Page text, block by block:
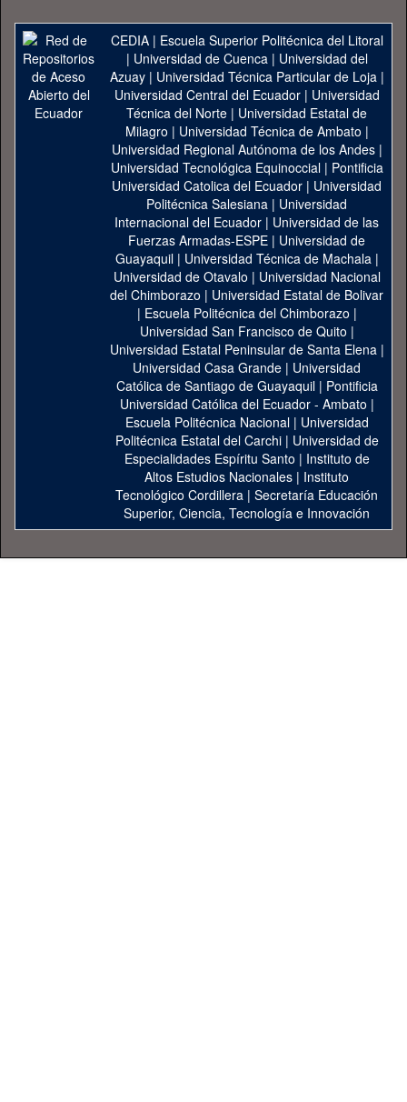
CEDIA| Escuela Superior Politécnica del Litoral
| Universidad de Cuenca| Universidad del
Azuay| Universidad Técnica Particular de Loja|
Universidad Central del Ecuador| Universidad
Técnica del Norte | Universidad Estatal de
Milagro | Universidad Técnica de Ambato |
Universidad Regional Autónoma de los Andes|
Universidad Tecnológica Equinoccial| Pontificia
Universidad Catolica del Ecuador | Universidad
Politécnica Salesiana | Universidad
Internacional del Ecuador | Universidad de las
Fuerzas Armadas-ESPE | Universidad de
Guayaquil| Universidad Técnica de Machala|
Universidad de Otavalo | Universidad Nacional
del Chimborazo | Universidad Estatal de Bolivar
| Escuela Politécnica del Chimborazo |
Universidad San Francisco de Quito |
Universidad Estatal Peninsular de Santa Elena|
Universidad Casa Grande | Universidad
Católica de Santiago de Guayaquil| Pontificia
Universidad Católica del Ecuador - Ambato |
Escuela Politécnica Nacional| Universidad
Politécnica Estatal del Carchi| Universidad de
Especialidades Espíritu Santo | Instituto de
Altos Estudios Nacionales | Instituto
Tecnológico Cordillera | Secretaría Educación
Superior, Ciencia, Tecnología e Innovación